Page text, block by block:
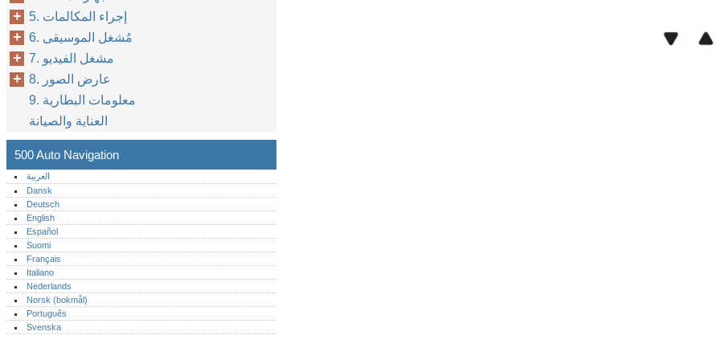
5. إجراء المكالمات
6. مُشغل الموسيقى
7. مشغل الفيديو
8. عارض الصور
9. معلومات البطارية
العناية والصيانة
500 Auto Navigation
العربية
Dansk
Deutsch
English
Español
Suomi
Français
Italiano
Nederlands
Norsk (bokmål)‎
Português‎
Svenska